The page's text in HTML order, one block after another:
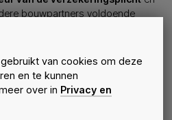
van cookies om deze
en te kunnen
over in Privacy en
bouwpartners voldoende
de verzekeringsattesten
van architecten is vandaag
samen met
beroepsaansprakelijkheid. In de
(nvdr: datum) zouden de